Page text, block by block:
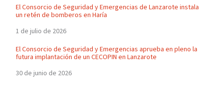
El Consorcio de Seguridad y Emergencias de Lanzarote instala
un retén de bomberos en Haría
1 de julio de 2026
El Consorcio de Seguridad y Emergencias aprueba en pleno la
futura implantación de un CECOPIN en Lanzarote
30 de junio de 2026